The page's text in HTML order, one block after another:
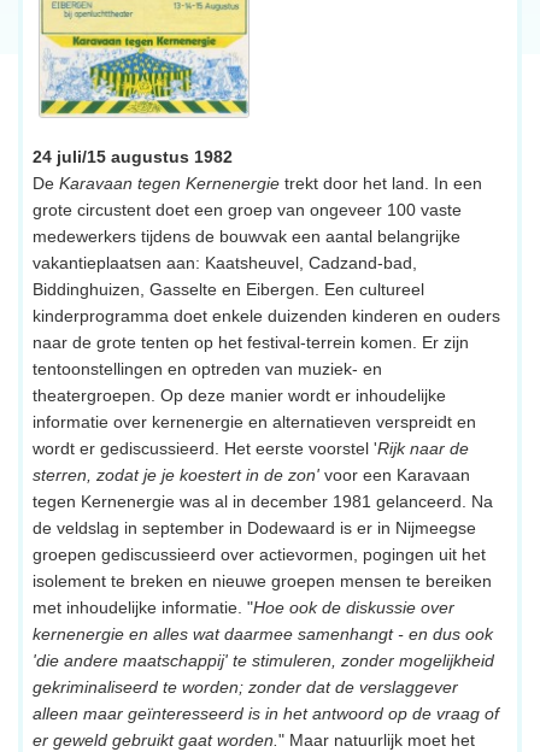
24 juli/15 augustus 1982
De Karavaan tegen Kernenergie trekt door het land. In een
grote circustent doet een groep van ongeveer 100 vaste
medewerkers tijdens de bouwvak een aantal belangrijke
vakantieplaatsen aan: Kaatsheuvel, Cadzand-bad,
Biddinghuizen, Gasselte en Eibergen. Een cultureel
kinderprogramma doet enkele duizenden kinderen en ouders
naar de grote tenten op het festival-terrein komen. Er zijn
tentoonstellingen en optreden van muziek- en
theatergroepen. Op deze manier wordt er inhoudelijke
informatie over kernenergie en alternatieven verspreidt en
wordt er gediscussieerd. Het eerste voorstel 'Rijk naar de
sterren, zodat je je koestert in de zon' voor een Karavaan
tegen Kernenergie was al in december 1981 gelanceerd. Na
de veldslag in september in Dodewaard is er in Nijmeegse
groepen gediscussieerd over actievormen, pogingen uit het
isolement te breken en nieuwe groepen mensen te bereiken
met inhoudelijke informatie. "Hoe ook de diskussie over
kernenergie en alles wat daarmee samenhangt - en dus ook
'die andere maatschappij' te stimuleren, zonder mogelijkheid
gekriminaliseerd te worden; zonder dat de verslaggever
alleen maar geïnteresseerd is in het antwoord op de vraag of
er geweld gebruikt gaat worden. " Maar natuurlijk moet het